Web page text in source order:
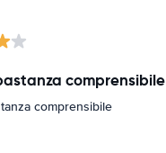
comprensibile
comprensibile